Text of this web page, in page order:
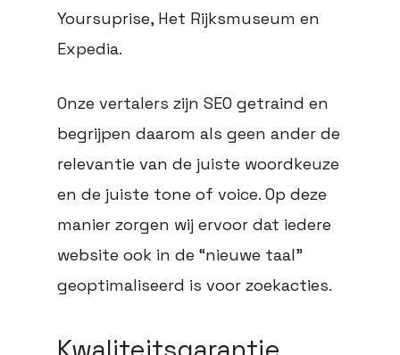
Yoursuprise, Het Rijksmuseum en
Expedia.
Onze vertalers zijn SEO getraind en
begrijpen daarom als geen ander de
relevantie van de juiste woordkeuze
en de juiste tone of voice. Op deze
manier zorgen wij ervoor dat iedere
website ook in de “nieuwe taal”
geoptimaliseerd is voor zoekacties.